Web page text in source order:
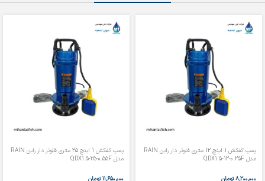
پمپ کفکش 1 اینچ 12 متری فلوتر دار راین RAIN
مدل QDX1.5-12-0.25F
۸,۲۰۰,۰۰۰ تومان
پمپ کفکش 1 اینچ 25 متری قلوتر دار راین RAIN
مدل QDX1.5-25-0.55F
۱۱,۶۵۰,۰۰۰ تومان